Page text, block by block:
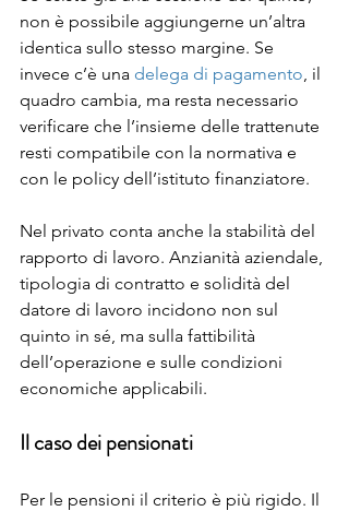
non è possibile aggiungerne un’altra
identica sullo stesso margine. Se
invece c’è una delega di pagamento, il
quadro cambia, ma resta necessario
verificare che l’insieme delle trattenute
resti compatibile con la normativa e
con le policy dell’istituto finanziatore.
Nel privato conta anche la stabilità del
rapporto di lavoro. Anzianità aziendale,
tipologia di contratto e solidità del
datore di lavoro incidono non sul
quinto in sé, ma sulla fattibilità
dell’operazione e sulle condizioni
economiche applicabili.
Il caso dei pensionati
Per le pensioni il criterio è più rigido. Il